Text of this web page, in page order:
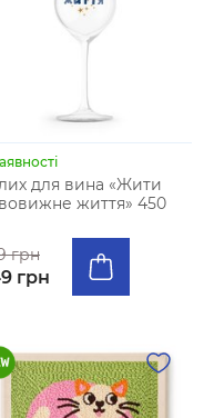
для вина «Жити
життя» 450
грн
грн